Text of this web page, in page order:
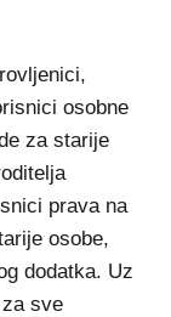
osobne
za starije
prava na
osobe,
dodatka. Uz
sve